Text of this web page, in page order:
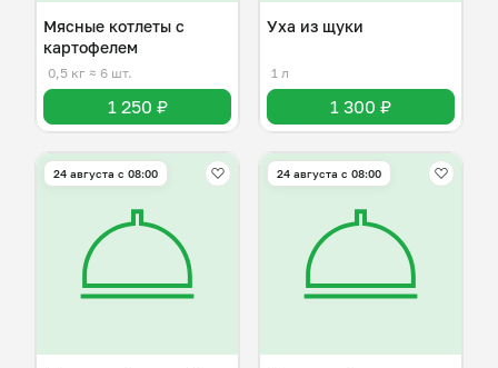
Мясные котлеты с
картофелем
0,5 кг ≈ 6 шт.
1 250 ₽
Уха из щуки
1 л
1 300 ₽
24 августа с 08:00 24 августа с 08:00